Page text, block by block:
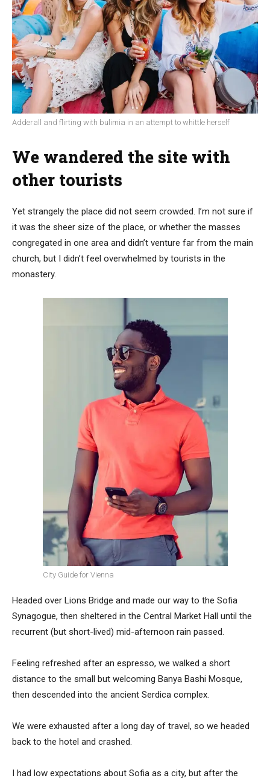
Adderall and flirting with bulimia in an attempt to whittle herself
We wandered the site with
other tourists
Yet strangely the place did not seem crowded. I’m not sure if
it was the sheer size of the place, or whether the masses
congregated in one area and didn’t venture far from the main
church, but I didn’t feel overwhelmed by tourists in the
monastery.
City Guide for Vienna
Headed over Lions Bridge and made our way to the Sofia
Synagogue, then sheltered in the Central Market Hall until the
recurrent (but short-lived) mid-afternoon rain passed.
Feeling refreshed after an espresso, we walked a short
distance to the small but welcoming Banya Bashi Mosque,
then descended into the ancient Serdica complex.
We were exhausted after a long day of travel, so we headed
back to the hotel and crashed.
I had low expectations about Sofia as a city, but after the